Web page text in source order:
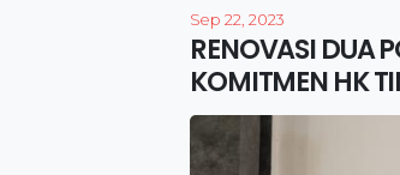
Sep 22, 2023
RENOVASI DUA
KOMITMEN HK